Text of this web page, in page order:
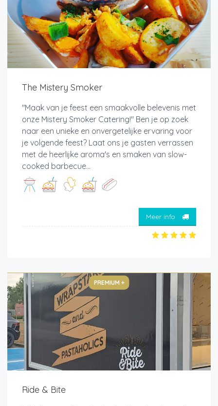
The Mistery Smoker
"Maak van je feest een smaakvolle belevenis met
onze Mistery Smoker Catering!" Ben je op zoek
naar een unieke en onvergetelijke ervaring voor
je volgende feest? Laat ons je gasten verrassen
met de heerlijke aroma's en smaken van slow-
cooked barbecue...
Meer info
PREMIUM +
Ride & Bite